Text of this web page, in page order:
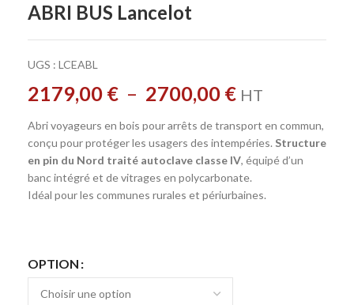
ABRI BUS Lancelot
UGS : LCEABL
2179,00 € – 2700,00 € HT
Abri voyageurs en bois pour arrêts de transport en commun,
conçu pour protéger les usagers des intempéries. Structure
en pin du Nord traité autoclave classe IV, équipé d’un
banc intégré et de vitrages en polycarbonate.
Idéal pour les communes rurales et périurbaines.
OPTION